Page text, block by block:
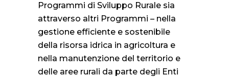
Programmi di Sviluppo Rurale sia
attraverso altri Programmi – nella
gestione efficiente e sostenibile
della risorsa idrica in agricoltura e
nella manutenzione del territorio e
delle aree rurali da parte degli Enti